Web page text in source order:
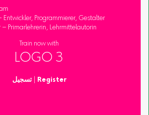
Entwickler, Programmierer, Gestalter
Primarlehrerin, Lehrmittelautorin
Train now with
LOGO 3
تسجيل| Register